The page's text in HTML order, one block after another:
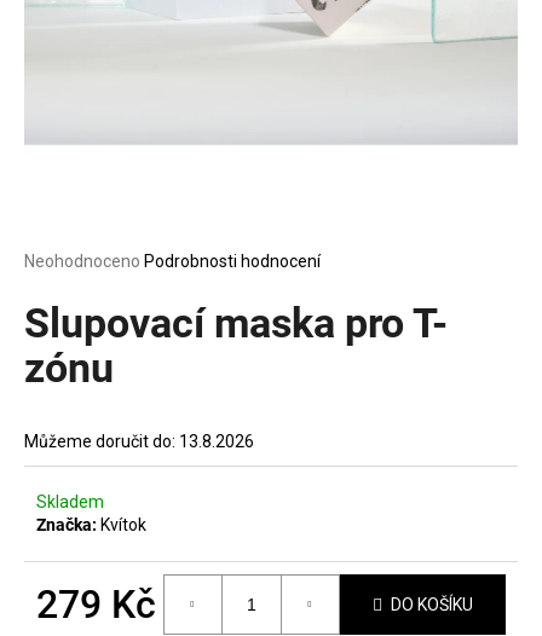
Průměrné
produktu
je
z
Neohodnoceno Podrobnosti hodnocení
Slupovací maska pro T-
zónu
Můžeme doručit do: 13.8.2026
Skladem
Značka: Kvítok
279 Kč DO KOŠÍKU
D
p
o
u
u